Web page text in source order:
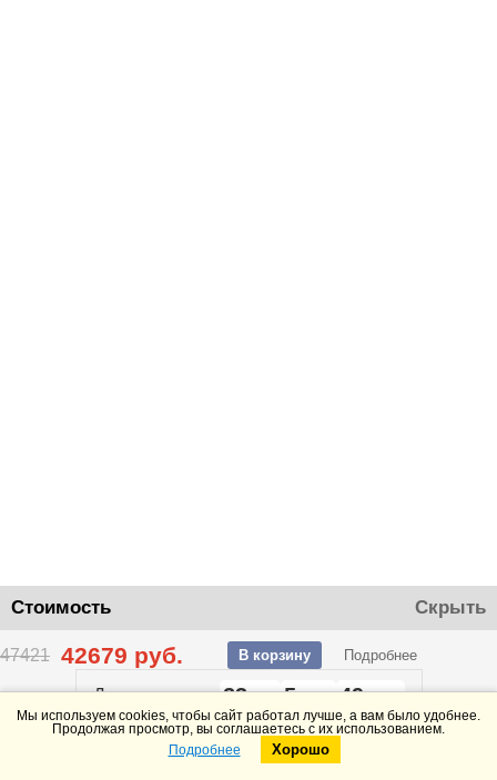
Стоимость Скрыть
47421 42679 руб. В корзину Подробнее
До конца акции23 5 49
Telegram
Мы используем cookies, чтобы сайт работал лучше, а вам было удобнее.
Продолжая просмотр, вы соглашаетесь с их использованием.
Подробнее
Хорошо